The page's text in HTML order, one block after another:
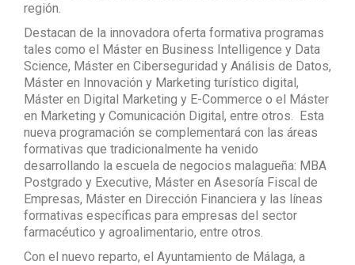
región.
Destacan de la innovadora oferta formativa programas
tales como el Máster en Business Intelligence y Data
Science, Máster en Ciberseguridad y Análisis de Datos,
Máster en Innovación y Marketing turístico digital,
Máster en Digital Marketing y E-Commerce o el Máster
en Marketing y Comunicación Digital, entre otros. Esta
nueva programación se complementará con las áreas
formativas que tradicionalmente ha venido
desarrollando la escuela de negocios malagueña: MBA
Postgrado y Executive, Máster en Asesoría Fiscal de
Empresas, Máster en Dirección Financiera y las líneas
formativas específicas para empresas del sector
farmacéutico y agroalimentario, entre otros.
Con el nuevo reparto, el Ayuntamiento de Málaga, a